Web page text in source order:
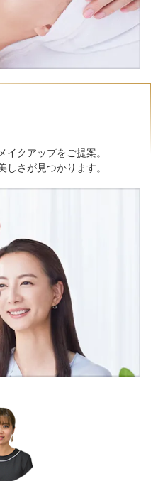
クアップをご提案。
さが見つかります。